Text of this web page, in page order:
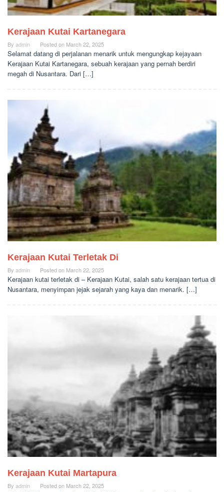
Kerajaan Kutai Kartanegara
By admin Posted on March 22, 2025
Selamat datang di perjalanan menarik untuk mengungkap kejayaan
Kerajaan Kutai Kartanegara, sebuah kerajaan yang pernah berdiri
megah di Nusantara. Dari […]
Kerajaan Kutai Terletak Di
By admin Posted on March 22, 2025
Kerajaan kutai terletak di – Kerajaan Kutai, salah satu kerajaan tertua di
Nusantara, menyimpan jejak sejarah yang kaya dan menarik. […]
Kerajaan Kutai Martapura
By admin Posted on March 22, 2025